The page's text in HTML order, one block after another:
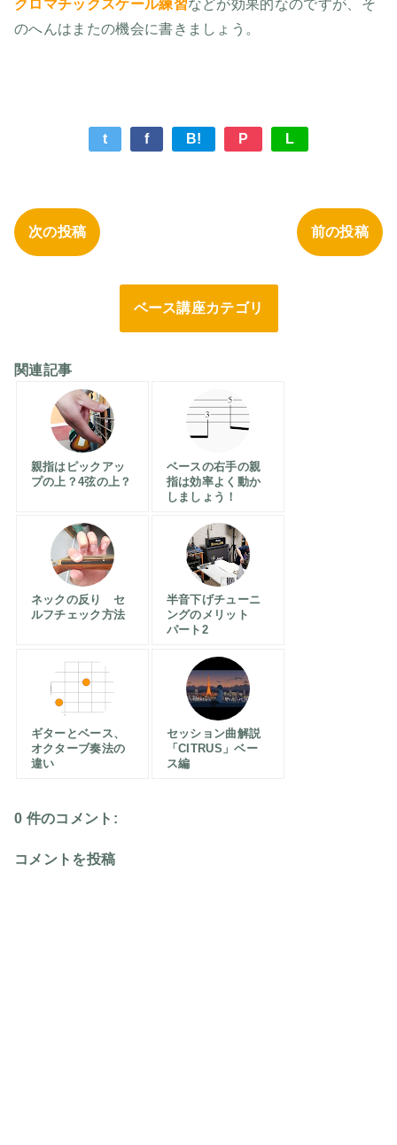
クロマチックスケール練習などが効果的なのですが、そ
のへんはまたの機会に書きましょう。
t f B! P L
次の投稿 前の投稿
ベース講座カテゴリ
関連記事
親指はピックアッ
プの上？4弦の上？
ベースの右手の親
指は効率よく動か
しましょう！
ネックの反り セ
ルフチェック方法
半音下げチューニ
ングのメリット
パート2
ギターとベース、
オクターブ奏法の
違い
セッション曲解説
「CITRUS」ベー
ス編
0 件のコメント:
コメントを投稿